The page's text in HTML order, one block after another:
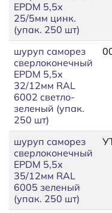
EPDM 5,5х
25/5мм цинк.
(упак. 250 шт)
шуруп саморез
сверлоконечный
EPDM 5,5х
32/12мм RAL
6002 светло-
зеленый (упак.
250 шт)
шуруп саморез
сверлоконечный
EPDM 5,5х
35/12мм RAL
6005 зеленый
(упак. 250 шт)